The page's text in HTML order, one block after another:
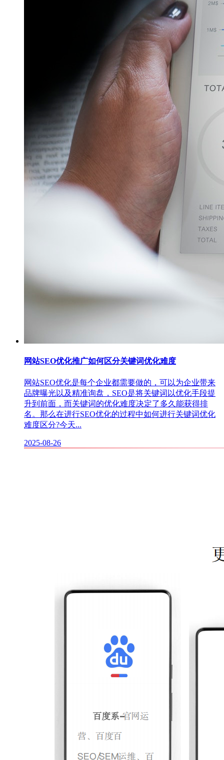
网站SEO优化推广如何区分关键词优化难度
网站SEO优化是每个企业都需要做的，可以为企业带来
品牌曝光以及精准询盘，SEO是将关键词以优化手段提
升到前面，而关键词的优化难度决定了多久能获得排
名。那么在进行SEO优化的过程中如何进行关键词优化
难度区分?今天...
2025-08-26